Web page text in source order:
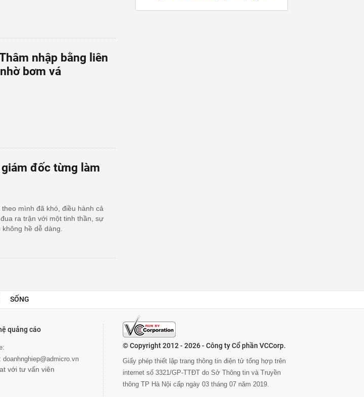
nhập bằng liên
bơm vá
đốc từng làm
mình đã khó, điều hành cả
ra trận với một tinh thần, sự
hề dễ dàng.
SỐNG
quảng cáo
doanhnghiep@admicro.vn
với tư vấn viên
© Copyright 2012 - 2026 - Công ty Cổ phần VCCorp.
Giấy phép thiết lập trang thông tin điện tử tổng hợp trên
internet số 3321/GP-TTĐT do Sở Thông tin và Truyền
thông TP Hà Nội cấp ngày 03 tháng 07 năm 2019.